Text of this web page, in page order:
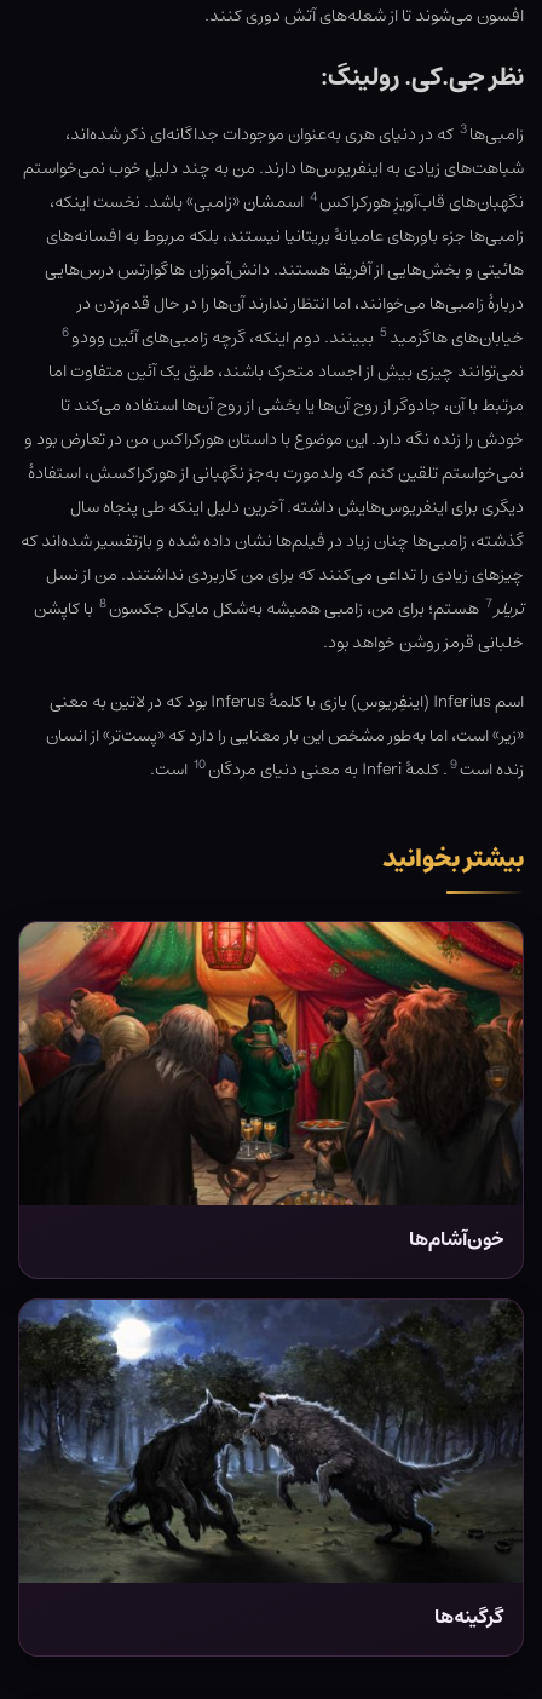
افسون می‌شوند تا از شعله‌های آتش دوری کنند.
نظر جی.کی. رولینگ:
زامبی‌ها3 که در دنیای هری به‌عنوان موجودات جداگانه‌ای ذکر شده‌اند،
شباهت‌های زیادی به اینفریوس‌ها دارند. من به چند دلیلِ خوب نمی‌خواستم
نگهبان‌های قاب‌آویزِ هورکراکس4 اسمشان «زامبی» باشد. نخست اینکه،
زامبی‌ها جزء باورهای عامیانهٔ بریتانیا نیستند، بلکه مربوط به افسانه‌های
هائیتی و بخش‌هایی از آفریقا هستند. دانش‌آموزان هاگوارتس درس‌هایی
دربارهٔ زامبی‌ها می‌خوانند، اما انتظار ندارند آن‌ها را در حال قدم‌زدن در
خیابان‌های هاگزمید5 ببینند. دوم اینکه، گرچه زامبی‌های آئین وودو6
نمی‌توانند چیزی بیش از اجساد متحرک باشند، طبق یک آئین متفاوت اما
مرتبط با آن، جادوگر از روح آن‌ها یا بخشی از روح آن‌ها استفاده می‌کند تا
خودش را زنده نگه دارد. این موضوع با داستان هورکراکس من در تعارض بود و
نمی‌خواستم تلقین کنم که ولدمورت به‌جز نگهبانی از هورکراکسش، استفادهٔ
دیگری برای اینفریوس‌هایش داشته. آخرین دلیل اینکه طی پنجاه سال
گذشته، زامبی‌ها چنان زیاد در فیلم‌ها نشان داده شده و بازتفسیر شده‌اند که
چیزهای زیادی را تداعی می‌کنند که برای من کاربردی نداشتند. من از نسل
تریلر7 هستم؛ برای من، زامبی همیشه به‌شکل مایکل جکسون8 با کاپشن
خلبانی قرمز روشن خواهد بود.
اسم Inferius (اینفِریوس) بازی با کلمهٔ Inferus بود که در لاتین به معنی
«زیر» است، اما به‌طور مشخص این بار معنایی را دارد که «پست‌تر» از انسان
زنده است9. کلمهٔ Inferi به معنی دنیای مردگان 10 است.
بیشتر بخوانید
خون‌آشام‌ها
گرگینه‌ها